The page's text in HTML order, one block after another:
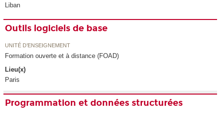
Liban
Outils logiciels de base
UNITÉ D’ENSEIGNEMENT
Formation ouverte et à distance (FOAD)
Lieu(x)
Paris
Programmation et données structurées